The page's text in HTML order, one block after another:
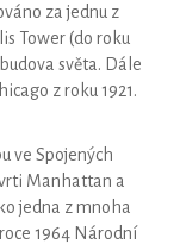
za jednu z
Tower (do roku
světa. Dále
z roku 1921.
ve Spojených
Manhattan a
jedna z mnoha
1964 Národní